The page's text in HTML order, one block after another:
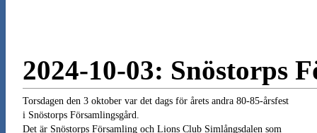
2024-10-03: Snöstorps
Torsdagen den 3 oktober var det dags för årets andra 80-85-årsfest
i Snöstorps Församlingsgård.
Det är Snöstorps Församling och Lions Club Simlångsdalen som